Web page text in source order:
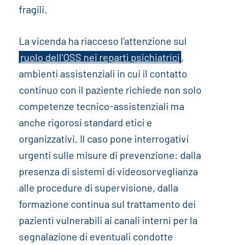
fragili.
La vicenda ha riacceso l’attenzione sul
ruolo dell’OSS nei reparti psichiatrici ,
ambienti assistenziali in cui il contatto
continuo con il paziente richiede non solo
competenze tecnico-assistenziali ma
anche rigorosi standard etici e
organizzativi. Il caso pone interrogativi
urgenti sulle misure di prevenzione: dalla
presenza di sistemi di videosorveglianza
alle procedure di supervisione, dalla
formazione continua sul trattamento dei
pazienti vulnerabili ai canali interni per la
segnalazione di eventuali condotte